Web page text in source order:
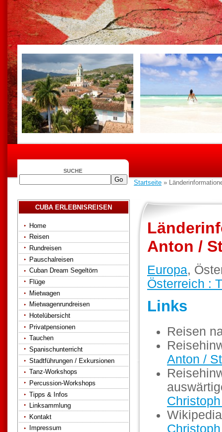
SUCHE
Startseite »
CUBA ERLEBNISREISEN
Home
Reisen
Rundreisen
Pauschalreisen
Cuban Dream Segeltörn
Flüge
Mietwagen
Mietwagenrundreisen
Hotelübersicht
Privatpensionen
Tauchen
Spanischunterricht
Stadtführungen / Exkursionen
Tanz-Workshops
Percussion-Workshops
Tipps & Infos
Linksammlung
Kontakt
Impressum
Anton /
Europa,
Österreich :
Links
Reisen
Anton /